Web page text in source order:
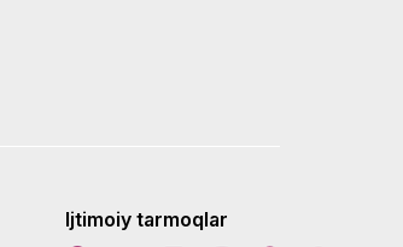
Ijtimoiy tarmoqlar